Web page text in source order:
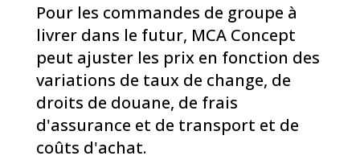
Pour les commandes de groupe à
livrer dans le futur, MCA Concept
peut ajuster les prix en fonction des
variations de taux de change, de
droits de douane, de frais
d'assurance et de transport et de
coûts d'achat.